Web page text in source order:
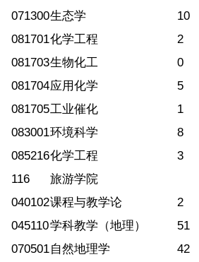
071300生态学
10
081701化学工程
2
081703生物化工
0
081704应用化学
5
081705工业催化
1
083001环境科学
8
085216化学工程
3
116
旅游学院
040102课程与教学论
2
045110学科教学（地理）
51
070501自然地理学
42